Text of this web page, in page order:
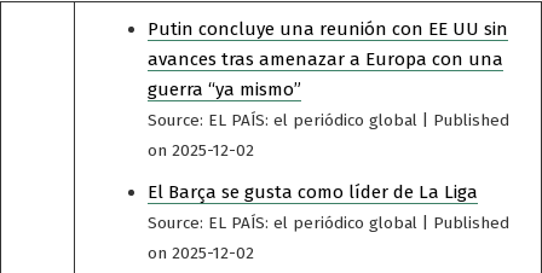
Putin concluye una reunión con EE UU sin
avances tras amenazar a Europa con una
guerra “ya mismo”
Source: EL PAÍS: el periódico global
Published
on 2025-12-02
El Barça se gusta como líder de La Liga
Source: EL PAÍS: el periódico global
Published
on 2025-12-02